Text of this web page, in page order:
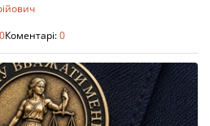
Коментарі:0